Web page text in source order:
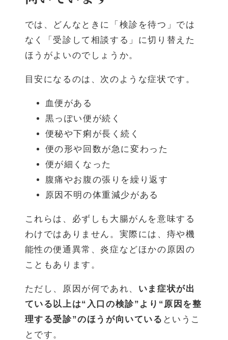
では、どんなときに「検診を待つ」では
なく「受診して相談する」に切り替えた
ほうがよいのでしょうか。
目安になるのは、次のような症状です。
血便がある
黒っぽい便が続く
便秘や下痢が長く続く
便の形や回数が急に変わった
便が細くなった
腹痛やお腹の張りを繰り返す
原因不明の体重減少がある
これらは、必ずしも大腸がんを意味する
わけではありません。実際には、痔や機
能性の便通異常、炎症などほかの原因の
こともあります。
ただし、原因が何であれ、 いま症状が出
ている以上は“入口の検診”より“原因を整
理する受診”のほうが向いている というこ
とです。